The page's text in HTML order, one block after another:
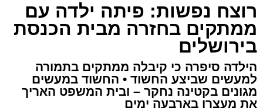
רוצח נפשות: פיתה ילדה עם
ממתקים בחזרה מבית הכנסת
בירושלים
הילדה סיפרה כי קיבלה ממתקים בתמורה
למעשים שביצע החשוד • החשוד במעשים
מגונים בקטינה נחקר – ובית המשפט האריך
את מעצרו בארבעה ימים